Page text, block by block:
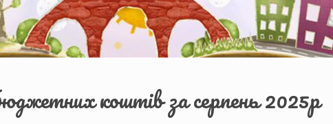
коштів за серпень 2025р